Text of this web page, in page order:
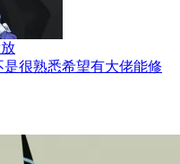
很熟悉希望有大佬能修